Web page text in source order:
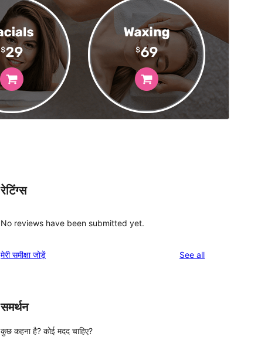
रेटिंग्स
No reviews have been submitted yet.
मेरी समीक्षा जोड़ें See allreviews
समर्थन
कुछ कहना है? कोई मदद चाहिए?